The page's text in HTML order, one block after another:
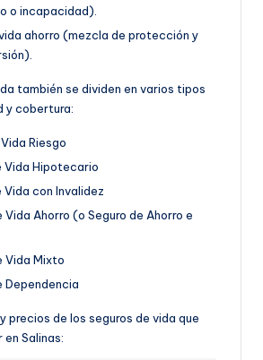
o incapacidad).
ahorro (mezcla de protección y
también se dividen en varios tipos
y cobertura:
Riesgo
Vida Hipotecario
Vida con Invalidez
Vida Ahorro (o Seguro de Ahorro e
Vida Mixto
Dependencia
precios de los seguros de vida que
Salinas: